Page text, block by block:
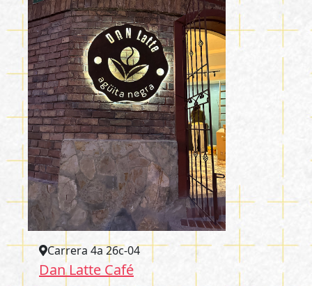
Carrera 4a 26c-04
Dan Latte Café